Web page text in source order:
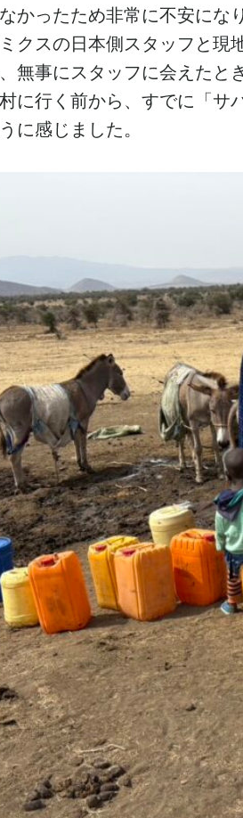
かったため非常に不安にな
クスの日本側スタッフと現
無事にスタッフに会えたと
に行く前から、すでに「サ
に感じました。